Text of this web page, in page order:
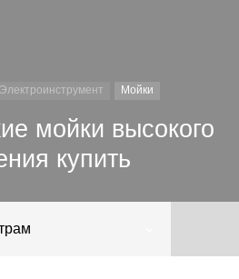
Электроинструмент Мойки
мойки высокого
купить